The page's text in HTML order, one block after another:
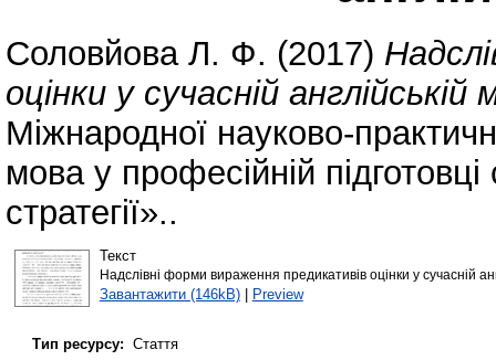
Соловйова Л. Ф. (2017)
оцінки у сучасній англійській
Міжнародної науково-
мова у професійній
стратегії»..
Текст
Надслівні форми вираження предикативів оцінки у сучасній
Завантажити (146kB)| Preview
Тип ресурсу: Стаття